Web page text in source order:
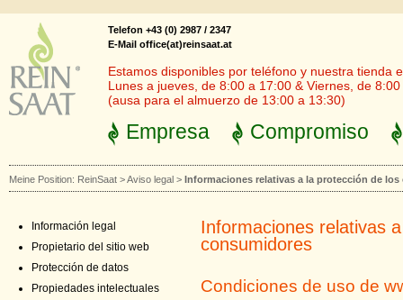
Telefon +43 (0) 2987 / 2347
E-Mail office(at)reinsaat.at
Estamos disponibles por teléfono y nuestra tienda
Lunes a jueves, de 8:00 a 17:00 & Viernes, de
(ausa para el almuerzo de 13:00 a 13:30)
Empresa Compromiso
Meine Position: ReinSaat >Aviso legal > Informaciones relativas a la protección de
Información legal
Propietario del sitio web
Protección de datos
Propiedades intelectuales
Informaciones relativas
consumidores
Condiciones de uso de